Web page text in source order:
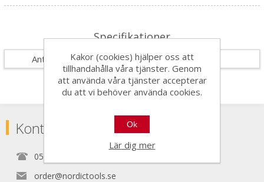
Specifikationer
Antal i förpackning 1
Kontakta
0525150890
order@nordictools.se
Kakor (cookies) hjälper oss att
tillhandahålla våra tjänster. Genom
att använda våra tjänster accepterar
du att vi behöver använda cookies.
Ok
Lär dig mer